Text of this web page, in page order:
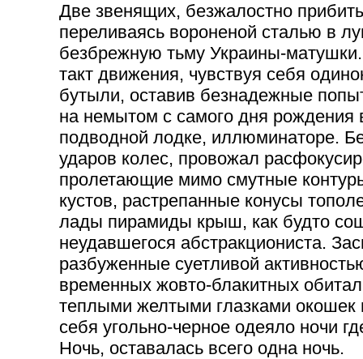
Две звенящих, безжалостно
переливаясь вороненой сталью в
безбрежную тьму Украины-
такт движения, чувствуя себя
бутыли, оставив безнадежные
на немытом с самого дня рождения
подводной лодке, иллюминаторе.
ударов колес, провожал
пролетающие мимо смутные
кустов, растрепанные конусы
лады пирамиды крыш, как будто
неудавшегося абстракциониста.
разбуженные суетливой
временных жовто-блакитных
теплыми желтыми глазками окошек
себя угольно-черное одеяло ночи
Ночь, оставалась всего одна ночь.